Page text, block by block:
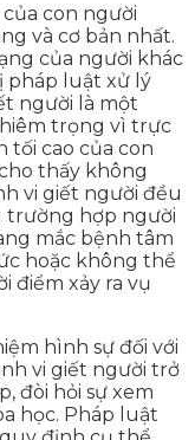
con người
và cơ bản nhất.
của người khác
pháp luật xử lý
người là một
trọng vì trực
tối cao của con
thấy không
vi giết người đều
trường hợp người
mắc bệnh tâm
hoặc không thể
điểm xảy ra vụ
hình sự đối với
vi giết người trở
đòi hỏi sự xem
học. Pháp luật